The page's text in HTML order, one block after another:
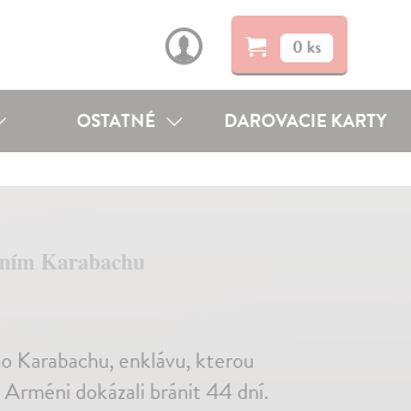
0 ks
OSTATNÉ DAROVACIE KARTY
Karabachu
Karabachu, enklávu, kterou
dokázali bránit 44 dní.